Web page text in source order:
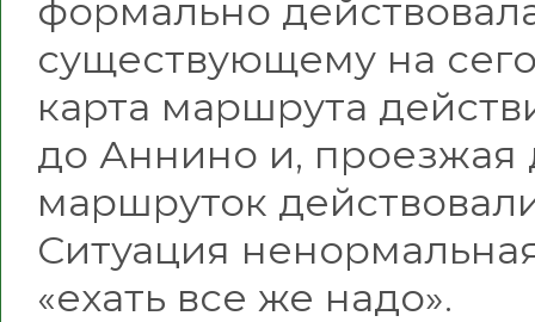
формально
существующему на
карта маршрута
до Аннино и, проезжая
маршруток
Ситуация
«ехать все же надо».